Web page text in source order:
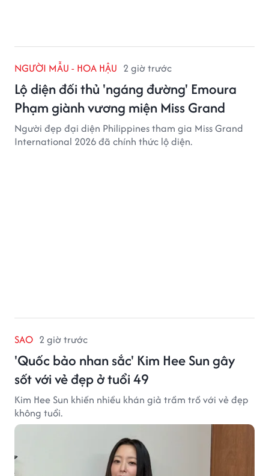
giả
Trước thềm một đêm đặc biệt, Đàm Vĩnh Hưng khiến
người hâm mộ thích thú khi hé lộ loạt quà tặng được
chuẩn bị với số lượng lớn.
NGƯỜI MẪU - HOA HẬU 2 giờ trước
Lộ diện đối thủ 'ngáng đường' Emoura
Phạm giành vương miện Miss Grand
Người đẹp đại diện Philippines tham gia Miss Grand
International 2026 đã chính thức lộ diện.